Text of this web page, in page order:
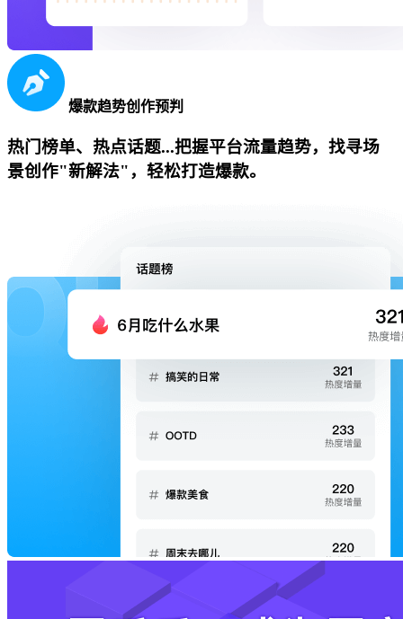
爆款趋势创作预判
热门榜单、热点话题...把握平台流量趋势，找寻场
景创作"新解法"，轻松打造爆款。